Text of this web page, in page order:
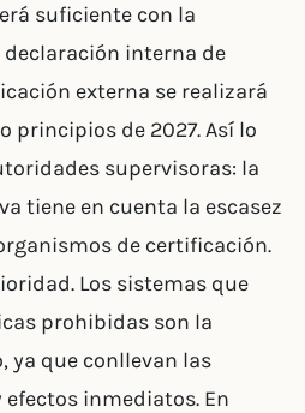
suficiente con la
interna de
externa se realizará
principios de 2027. Así lo
supervisoras: la
tiene en cuenta la escasez
de certificación.
Los sistemas que
prohibidas son la
ya que conllevan las
inmediatos. En